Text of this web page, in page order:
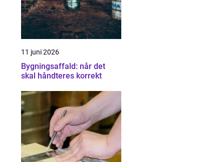
11 juni 2026
Bygningsaffald: når det
skal håndteres korrekt